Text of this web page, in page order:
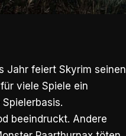
Jahr feiert Skyrim seinen
viele Spiele ein
beeindruckt. Andere